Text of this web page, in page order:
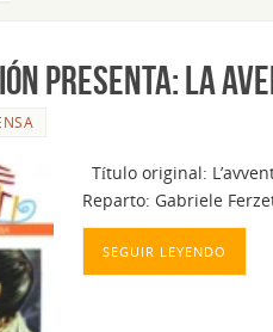
PRESENTA: LA
Título original:
Reparto: Gabriele
SEGUIR LEYENDO